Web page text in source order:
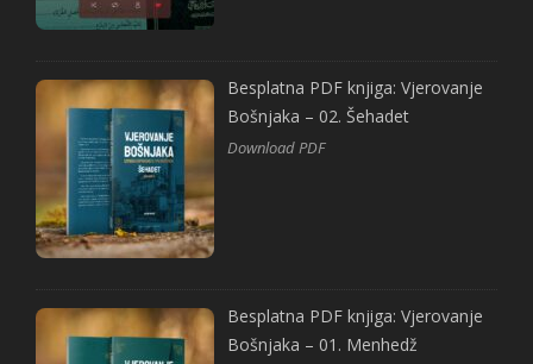
Besplatna PDF knjiga: Vjerovanje
Bošnjaka – 02. Šehadet
Download PDF
Besplatna PDF knjiga: Vjerovanje
Bošnjaka – 01. Menhedž